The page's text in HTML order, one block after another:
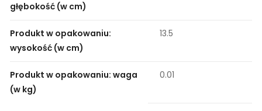
głębokość (w cm)
Produkt w opakowaniu:
wysokość (w cm)
13.5
Produkt w opakowaniu: waga
(w kg)
0.01